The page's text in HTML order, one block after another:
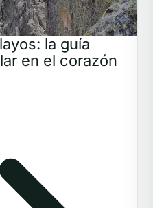
la guía
en el corazón